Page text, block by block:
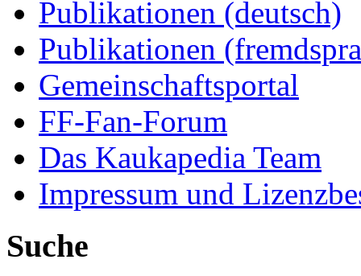
Publikationen (deutsch)
Publikationen
Gemeinschaftsportal
FF-Fan-Forum
Das Kaukapedia Team
Impressum und
Suche